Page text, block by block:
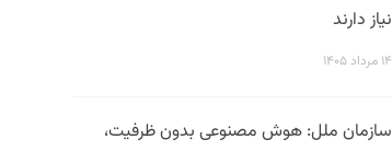
نیاز دارند
۱۴ مرداد ۱۴۰۵
سازمان ملل: هوش مصنوعی بدون ظرفیت،